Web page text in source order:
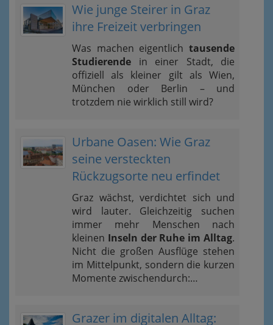
Wie junge Steirer in Graz
ihre Freizeit verbringen
Was machen eigentlich tausende
Studierende in einer Stadt, die
offiziell als kleiner gilt als Wien,
München oder Berlin – und
trotzdem nie wirklich still wird?
Urbane Oasen: Wie Graz
seine versteckten
Rückzugsorte neu erfindet
Graz wächst, verdichtet sich und
wird lauter. Gleichzeitig suchen
immer mehr Menschen nach
kleinen Inseln der Ruhe im Alltag.
Nicht die großen Ausflüge stehen
im Mittelpunkt, sondern die kurzen
Momente zwischendurch:…
Grazer im digitalen Alltag: